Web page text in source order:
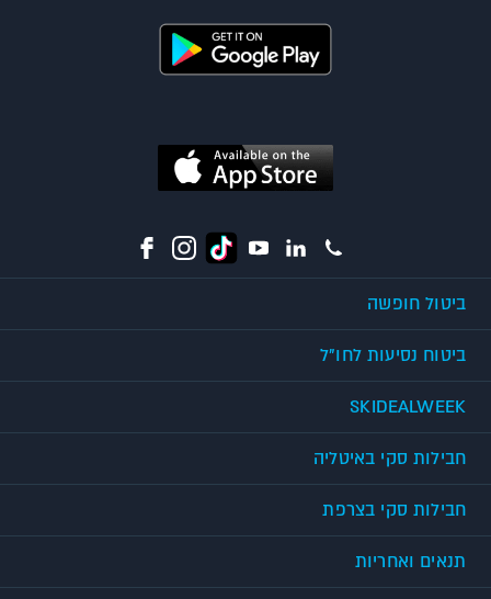
ביטול חופשה
ביטוח נסיעות לחו"ל
SKIDEALWEEK
חבילות סקי באיטליה
חבילות סקי בצרפת
תנאים ואחריות